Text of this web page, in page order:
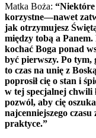
Matka Boża:
korzystne—nawet
jak otrzymujesz
między tobą a
kochać Boga ponad
być pierwszy. Po tym,
to czas na unię z
poprosił cię o stan i
w tej specjalnej chwili
pozwól, aby cię
najcenniejszego
praktyce.”